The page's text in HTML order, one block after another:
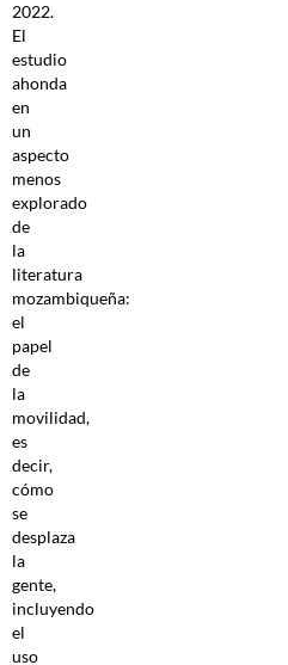
2022.
El
estudio
ahonda
en
un
aspecto
menos
explorado
de
la
literatura
mozambiqueña:
el
papel
de
la
movilidad,
es
decir,
cómo
se
desplaza
la
gente,
incluyendo
el
uso